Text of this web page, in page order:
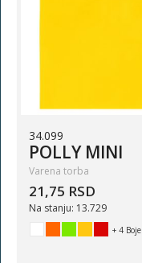
34.099
POLLY MINI
Varena torba
21,75 RSD
Na stanju: 13.729
+ 4 Boje